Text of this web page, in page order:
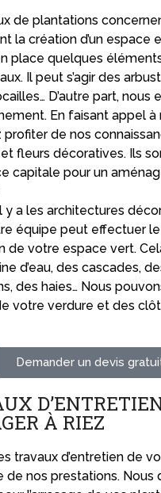
de plantations
la création d’un espace
place quelques
Il peut s’agir des
D’autre part, nous
En faisant appel à
profiter de nos
fleurs décoratives. Ils
capitale pour un
y a les architectures
équipe peut effectuer
de votre espace vert.
d’eau, des cascades,
des haies… Nous
votre verdure et des
Demander un devis
À RIEZ
travaux d’entretien de
de nos prestations. Nous